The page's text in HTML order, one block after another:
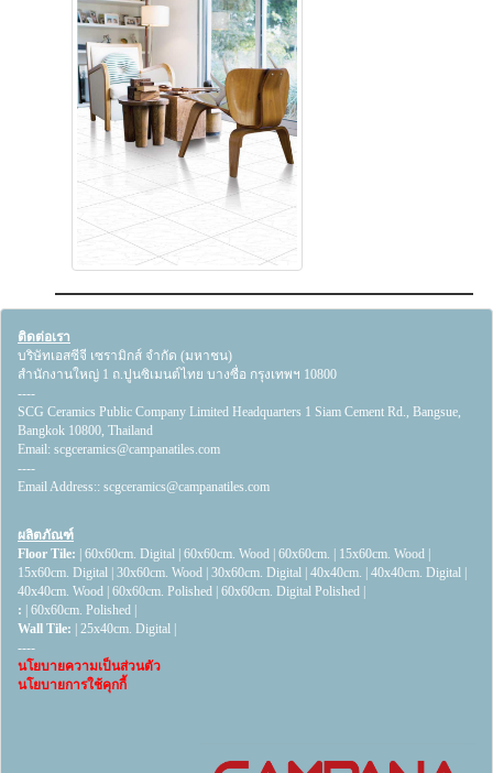
ติดต่อเรา
บริษัทเอสซีจี เซรามิกส์ จำกัด (มหาชน)
สำนักงานใหญ่ 1 ถ.ปูนซิเมนต์ไทย บางซื่อ กรุงเทพฯ 10800
----
SCG Ceramics Public Company Limited Headquarters 1 Siam Cement Rd., Bangsue,
Bangkok 10800, Thailand
Email: scgceramics@campanatiles.com
----
Email Address:: scgceramics@campanatiles.com
ผลิตภัณฑ์
Floor Tile:
60x60cm. Digital 60x60cm. Wood 60x60cm. 15x60cm. Wood
15x60cm. Digital 30x60cm. Wood 30x60cm. Digital 40x40cm. 40x40cm. Digital
40x40cm. Wood 60x60cm. Polished 60x60cm. Digital Polished
:
60x60cm. Polished
Wall Tile:
25x40cm. Digital
----
นโยบายความเป็นส่วนตัว
นโยบายการใช้คุกกี้